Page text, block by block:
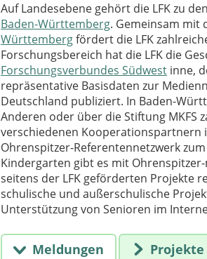
Auf Landesebene gehört die LFK zu
Baden-Württemberg. Gemeinsam mit
Württembergfördert die LFK
Forschungsbereich hat die LFK die
Forschungsverbundes Südwest inne,
repräsentative Basisdaten zur
Deutschland publiziert. In Baden-
Anderen oder über die Stiftung MKFS
verschiedenen Kooperationspartnern
Ohrenspitzer-Referentennetzwerk
Kindergarten gibt es mit
seitens der LFK geförderten Projekte
schulische und außerschulische
Unterstützung von Senioren im
Meldungen Projekte